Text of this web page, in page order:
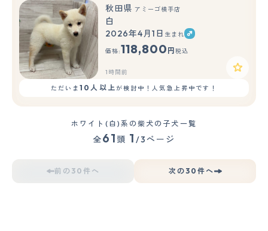
秋田県 アミーゴ横手店
白
2026年4月1日 生まれ
価格:118,800 円 税込
1時間前
ただいま10人以上が検討中！人気急上昇中です！
ホワイト(白)系の柴犬の子犬一覧
全61 頭 1 /3ページ
前の30件へ 次の30件へ